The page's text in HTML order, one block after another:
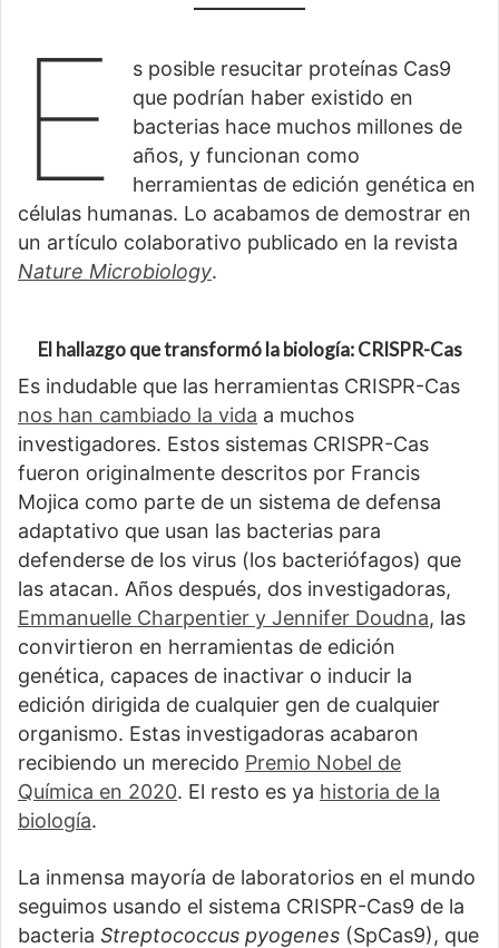
E
s posible resucitar proteínas Cas9
que podrían haber existido en
bacterias hace muchos millones de
años, y funcionan como
herramientas de edición genética en
células humanas. Lo acabamos de demostrar en
un artículo colaborativo publicado en la revista
Nature Microbiology.
El hallazgo que transformó la biología: CRISPR-Cas
Es indudable que las herramientas CRISPR-Cas
nos han cambiado la vida a muchos
investigadores. Estos sistemas CRISPR-Cas
fueron originalmente descritos por Francis
Mojica como parte de un sistema de defensa
adaptativo que usan las bacterias para
defenderse de los virus (los bacteriófagos) que
las atacan. Años después, dos investigadoras,
Emmanuelle Charpentier y Jennifer Doudna, las
convirtieron en herramientas de edición
genética, capaces de inactivar o inducir la
edición dirigida de cualquier gen de cualquier
organismo. Estas investigadoras acabaron
recibiendo un merecido Premio Nobel de
Química en 2020. El resto es ya historia de la
biología.
La inmensa mayoría de laboratorios en el mundo
seguimos usando el sistema CRISPR-Cas9 de la
bacteria Streptococcus pyogenes (SpCas9), que